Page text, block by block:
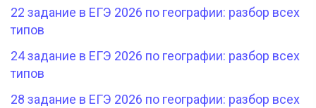
22 задание в ЕГЭ 2026 по географии: разбор всех
типов
24 задание в ЕГЭ 2026 по географии: разбор всех
типов
28 задание в ЕГЭ 2026 по географии: разбор всех